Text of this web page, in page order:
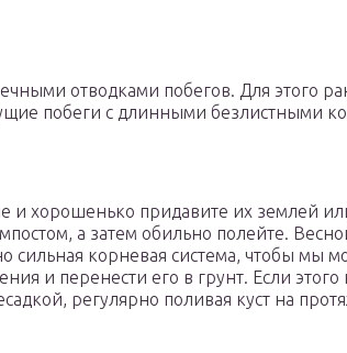
отводками побегов. Для этого
побеги с длинными безлистными
и хорошенько придавите их землей
а затем обильно полейте.
сильная корневая система, чтобы мы
и перенести его в грунт. Если этого
регулярно поливая куст на